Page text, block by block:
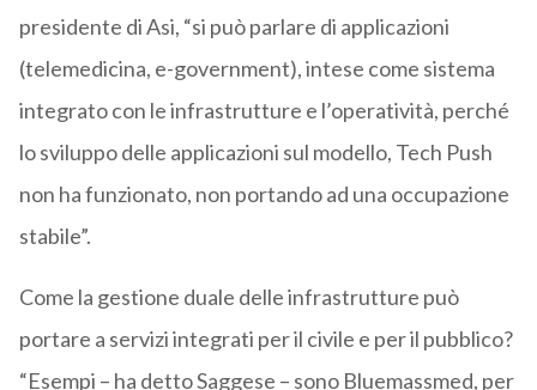
presidente di Asi, “si può parlare di applicazioni
(telemedicina, e-government), intese come sistema
integrato con le infrastrutture e l’operatività, perché
lo sviluppo delle applicazioni sul modello, Tech Push
non ha funzionato, non portando ad una occupazione
stabile”.
Come la gestione duale delle infrastrutture può
portare a servizi integrati per il civile e per il pubblico?
“Esempi – ha detto Saggese – sono Bluemassmed, per